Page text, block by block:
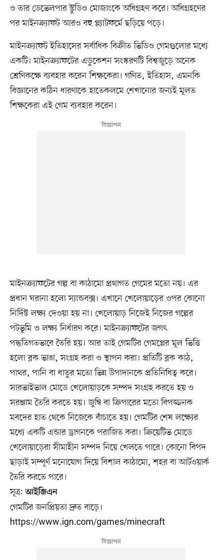
ও তার ডেভেলপার স্টুডিও মোজাংকে অধিগ্রহণ করে। অধিগ্রহণের
পর মাইনক্র্যাফট আরও বহু প্ল্যাটফর্মে ছড়িয়ে পড়ে।
মাইনক্র্যাফট ইতিহাসের সর্বাধিক বিক্রীত ভিডিও গেমগুলোর মধ্যে
একটি। মাইনক্র্যাফটের এডুকেশন সংস্করণটি বিশ্বজুড়ে অনেক
শ্রেণিকক্ষে ব্যবহার করেন শিক্ষকেরা। গণিত, ইতিহাস, এমনকি
বিজ্ঞানের কঠিন ধারণাকে হাতেকলমে শেখানোর জন্যই মূলত
শিক্ষকেরা এই গেম ব্যবহার করেন।
মাইনক্র্যাফটের গল্প বা কাঠামো প্রথাগত গেমের মতো নয়। এর
প্রধান ঘরানা হলো স্যান্ডবক্স। এখানে খেলোয়াড়ের ওপর কোনো
নির্দিষ্ট লক্ষ্য দেওয়া হয় না। খেলোয়াড় নিজেই নিজের গল্পের
পটভূমি ও লক্ষ্য নির্ধারণ করে। মাইনক্র্যাফটের জগৎ
পদ্ধতিগতভাবে তৈরি হয়। আর তাই গেমটির গেমপ্লের মূল ভিত্তি
হলো ব্লক ভাঙা, সংগ্রহ করা ও স্থাপন করা। প্রতিটি ব্লক কাঠ,
পাথর, পানি বা ধাতুর মতো ভিন্ন উপাদানকে প্রতিনিধিত্ব করে।
সারভাইভাল মোডে খেলোয়াড়কে সম্পদ সংগ্রহ করতে হয় ও
সরঞ্জাম তৈরি করতে হয়। জুম্বি বা ক্রিপারের মতো বিপজ্জনক
মবদের হাত থেকে নিজেকে বাঁচাতে হয়। গেমটির শেষ লক্ষ্যের
মধ্যে একটি এন্ডার ড্রাগনকে পরাজিত করা। ক্রিয়েটিভ মোডে
খেলোয়াড়েরা সীমাহীন সম্পদ নিয়ে খেলতে পারে। কোনো বিপদ
ছাড়াই সম্পূর্ণ মনোযোগ দিয়ে বিশাল কাঠামো, শহর বা আর্টওয়ার্ক
তৈরি করতে পারে।
সূত্র:আইজিএন
গেমটির জনপ্রিয়তা দ্রুত বাড়ে।
https://www.ign.com/games/minecraft